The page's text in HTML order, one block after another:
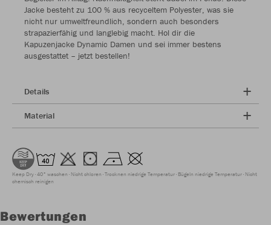
Jacke besteht zu 100 % aus recyceltem Polyester, was sie
nicht nur umweltfreundlich, sondern auch besonders
strapazierfähig und langlebig macht. Hol dir die
Kapuzenjacke Dynamic Damen und sei immer bestens
ausgestattet – jetzt bestellen!
Details
Material
Keep Dry 40° waschen Nicht chloren Trocknen niedrige Temperatur Bügeln niedrige Temperatur Nicht
chemisch reinigen
Bewertungen